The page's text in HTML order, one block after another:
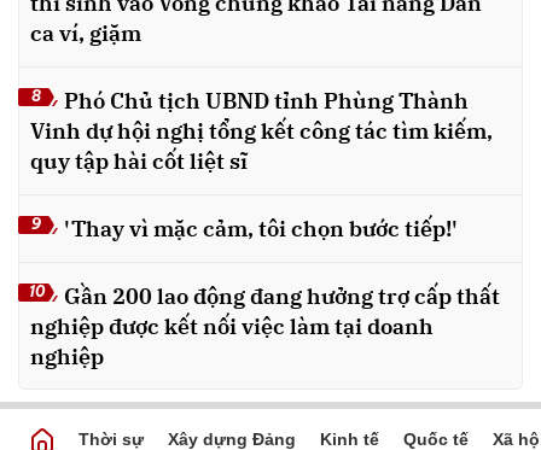
ca ví, giặm
8
Phó Chủ tịch UBND tỉnh Phùng Thành
Vinh dự hội nghị tổng kết công tác tìm kiếm,
quy tập hài cốt liệt sĩ
9 'Thay vì mặc cảm, tôi chọn bước tiếp!'
10
Gần 200 lao động đang hưởng trợ cấp thất
nghiệp được kết nối việc làm tại doanh
nghiệp
Thời sự Xây dựng Đảng Kinh tế Quốc tế Xã